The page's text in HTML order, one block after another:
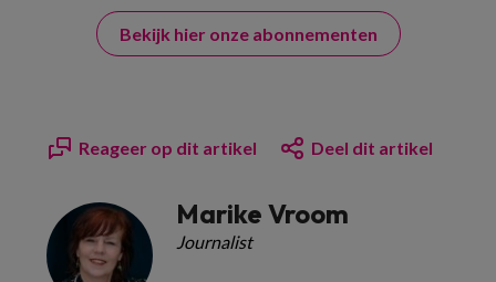
Bekijk hier onze abonnementen
Reageer op dit artikel Deel dit artikel
Marike Vroom
Journalist